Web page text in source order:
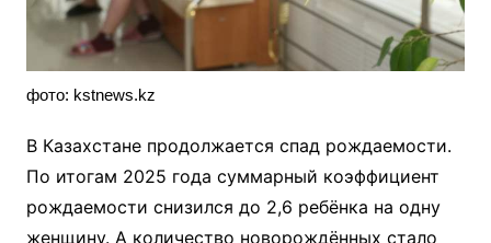
фото: kstnews.kz
В Казахстане продолжается спад рождаемости.
По итогам 2025 года суммарный коэффициент
рождаемости снизился до 2,6 ребёнка на одну
женщину. А количество новорождённых стало